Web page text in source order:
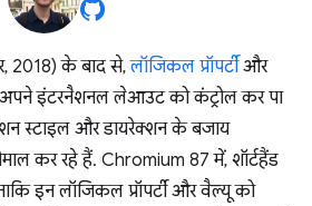
2018) के बाद से,लॉजिकल प्रॉपर्टीऔर
इंटरनैशनल लेआउट को कंट्रोल कर पा
स्टाइल और डायरेक्शन के बजाय
कर रहे हैं. Chromium 87 में, शॉर्टहैंड
इन लॉजिकल प्रॉपर्टी और वैल्यू को